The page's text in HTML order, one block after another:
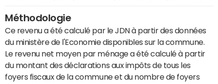
Méthodologie
Ce revenu a été calculé par le JDN à partir des données
du ministère de l'Economie disponibles sur la commune.
Le revenu net moyen par ménage a été calculé à partir
du montant des déclarations aux impôts de tous les
foyers fiscaux de la commune et du nombre de foyers